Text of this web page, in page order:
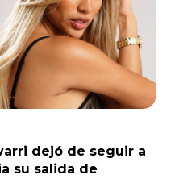
dejó de seguir a
su salida de